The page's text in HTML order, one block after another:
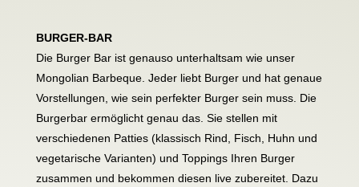
BURGER-BAR
Die Burger Bar ist genauso unterhaltsam wie unser
Mongolian Barbeque. Jeder liebt Burger und hat genaue
Vorstellungen, wie sein perfekter Burger sein muss. Die
Burgerbar ermöglicht genau das. Sie stellen mit
verschiedenen Patties (klassisch Rind, Fisch, Huhn und
vegetarische Varianten) und Toppings Ihren Burger
zusammen und bekommen diesen live zubereitet. Dazu